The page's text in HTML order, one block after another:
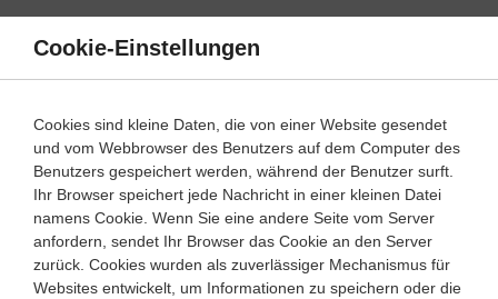
Direkt
Inhalt
Chemie 5. Klasse ‐ Abitur
Brom
[von griech. bromos »Gestank«]:Chemisches Elementder VII.
Cookie-Einstellungen
Cookies sind kleine Daten, die von einer Website gesendet
und vom Webbrowser des Benutzers auf dem Computer des
Benutzers gespeichert werden, während der Benutzer surft.
Ihr Browser speichert jede Nachricht in einer kleinen Datei
namens Cookie. Wenn Sie eine andere Seite vom Server
anfordern, sendet Ihr Browser das Cookie an den Server
zurück. Cookies wurden als zuverlässiger Mechanismus für
Websites entwickelt, um Informationen zu speichern oder die